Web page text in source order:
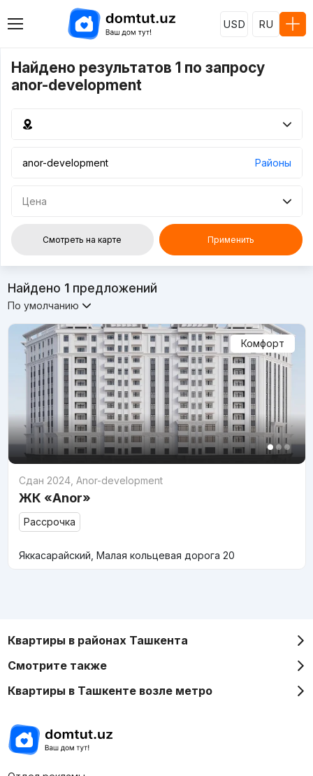
USD RU
Найдено результатов 1 по запросу
anor-development
Районы
Цена
Смотреть на карте Применить
Найдено 1предложений
По умолчанию
Комфорт
Сдан 2024, Anor-development
ЖК «Anor»
Рассрочка
Яккасарайский, Малая кольцевая дорога 20
Квартиры в районах Ташкента
Смотрите также
Квартиры в Ташкенте возле метро